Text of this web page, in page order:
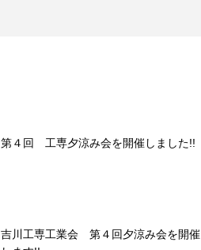
第４回 工専夕涼み会を開催しました!!
吉川工専工業会 第４回夕涼み会を開催